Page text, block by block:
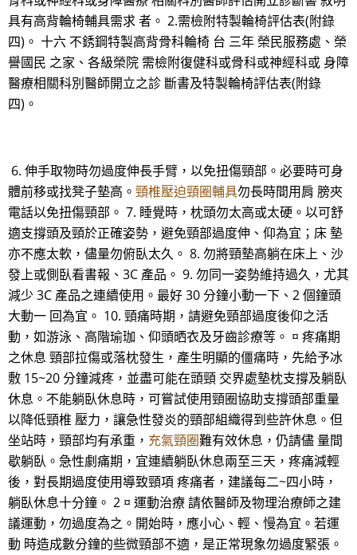
具有高背輪椅輔具需求 者。 2.需檢附特製輪椅評估表(附錄
四)。 十六 不銹鋼特製高背骨科輪椅 台 三年 榮民服務處、榮
譽國民 之家、各級榮院 需檢附復健科或骨科或神經科或 身障
醫療相關科別醫師開立之診 斷書及特製輪椅評估表(附錄
四)。
6. 伸手取物時勿過度伸長手臂，以免扭傷頸部。必要時可身
體前移或找凳子墊高。 頸椎壓迫頸圈輔具勿長時間用肩 膀夾
電話以免扭傷頸部。 7. 睡覺時，枕頭勿太高或太硬。以可舒
適支撐頭及頸於正確姿勢，避免頸部過度伸、仰為宜；床 墊
亦不應太軟，儘量勿俯臥太久。 8. 勿將頸墊高躺在床上、沙
發上或側臥看書報、3C 產品。 9. 勿同一姿勢維持過久，尤其
減少 3C 產品之連續使用。最好 30 分鐘小動一下、2 個鐘頭
大動一 回為宜。 10. 頸痛時期，請避免頸部過度後仰之活
動，如游泳、高階瑜珈、仰頭晒衣及牙齒診療等。 ¤ 疼痛期
之休息 頸部拉傷或落枕發生，產生明顯的僵痛時，先給予冰
敷 15~20 分鐘減疼，並盡可能在頭頸 交界處墊枕支撐及躺臥
休息。不能躺臥休息時，可嘗試使用頸圈協助支撐頭部重量
以降低頸椎 壓力，讓急性發炎的頸部組織得到些許休息。但
坐站時，頸部均有承重， 充氣頸圈難有效休息，仍請儘 量間
歇躺臥。急性劇痛期，宜連續躺臥休息兩至三天，疼痛減輕
後，對長期過度使用導致頸項 疼痛者，建議每二~四小時，
躺臥休息十分鐘。 2 ¤ 運動治療 請依醫師及物理治療師之建
議運動，勿過度為之。開始時，應小心、輕、慢為宜。若運
動 時造成數分鐘的些微頸部不適，是正常現象勿過度緊張。